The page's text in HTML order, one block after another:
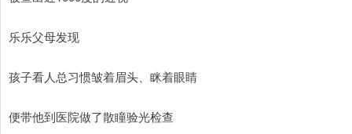
乐乐父母发现
孩子看人总习惯皱着眉头、眯着眼睛
便带他到医院做了散瞳验光检查